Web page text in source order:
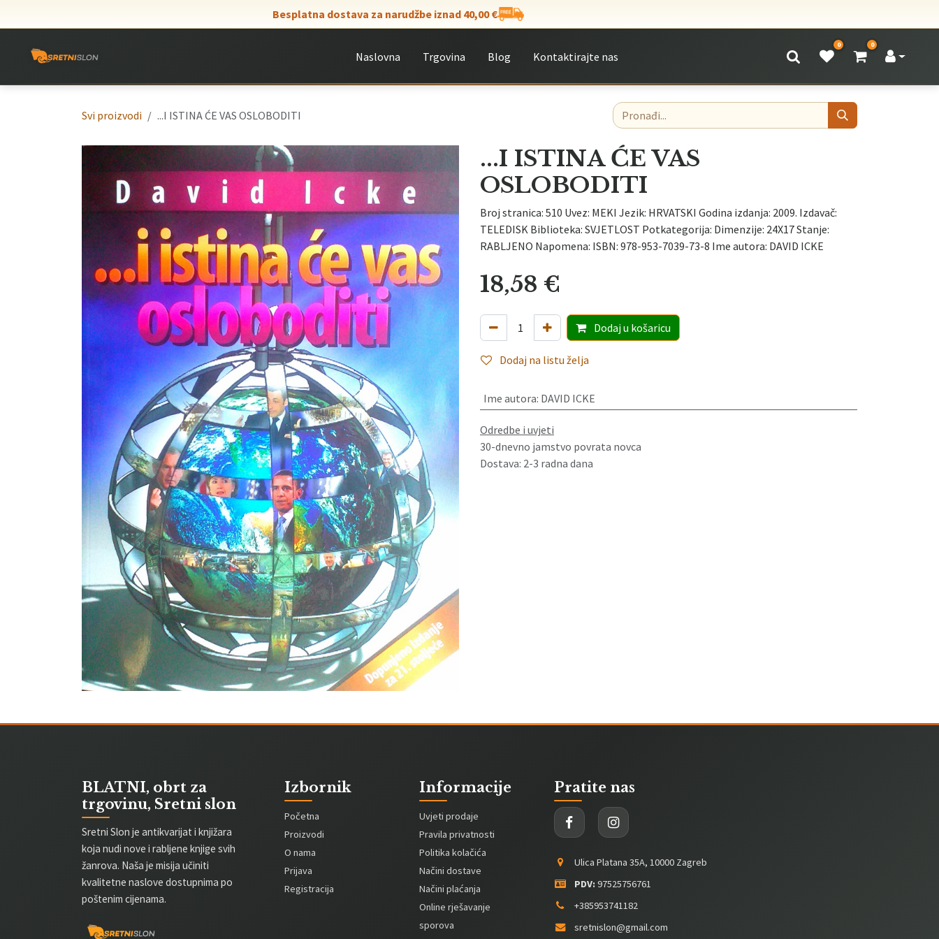
Besplatna dostava za narudžbe iznad 40,00 €
Naslovna Trgovina Blog Kontaktirajte nas
0 0
Svi proizvodi ...I ISTINA ĆE VAS OSLOBODITI
...I ISTINA ĆE VAS
OSLOBODITI
Broj stranica: 510 Uvez: MEKI Jezik: HRVATSKI Godina izdanja: 2009. Izdavač:
TELEDISK Biblioteka: SVJETLOST Potkategorija: Dimenzije: 24X17 Stanje:
RABLJENO Napomena: ISBN: 978-953-7039-73-8 Ime autora: DAVID ICKE
18,58 €
Dodaju košaricu
Dodaj na listu želja
Ime autora: DAVID ICKE
Odredbe i uvjeti
30-dnevno jamstvo povrata novca
Dostava: 2-3 radna dana
BLATNI, obrt za
trgovinu, Sretni slon
Sretni Slon je antikvarijat i knjižara
koja nudi nove i rabljene knjige svih
žanrova. Naša je misija učiniti
kvalitetne naslove dostupnima po
poštenim cijenama.
Izbornik
Početna
Proizvodi
O nama
Prijava
Registracija
Informacije
Uvjeti prodaje
Pravila privatnosti
Politika kolačića
Načini dostave
Načini plaćanja
Online rješavanje
sporova
Pratite nas
Ulica Platana 35A, 10000 Zagreb
PDV: 97525756761
+385953741182
sretnislon@gmail.com